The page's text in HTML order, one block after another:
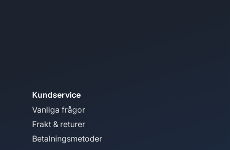
Kundservice
Vanliga frågor
Frakt & returer
Betalningsmetoder